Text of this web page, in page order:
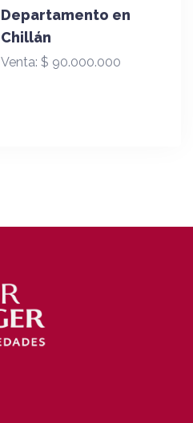
Departamento en
Chillán
Venta:$ 90.000.000